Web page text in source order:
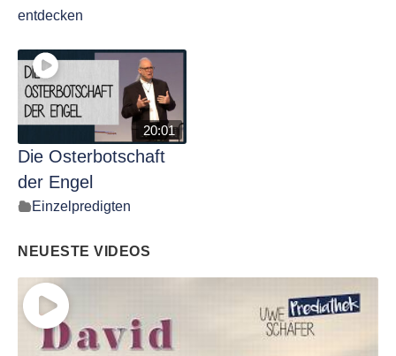
entdecken
20:01
Die Osterbotschaft
der Engel
Einzelpredigten
NEUESTE VIDEOS